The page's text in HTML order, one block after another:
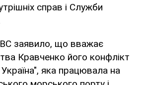
справ і Служби
заявило, що вважає
Кравченко його конфлікт
яка працювала на